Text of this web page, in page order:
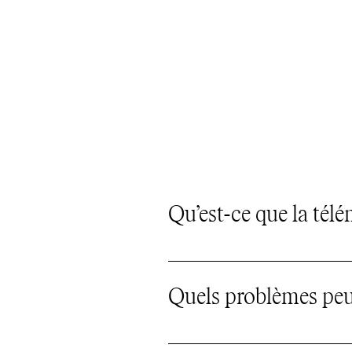
Qu’est-ce que la
La télémédecine est une
Quels problèmes
Voici l'ensemble des